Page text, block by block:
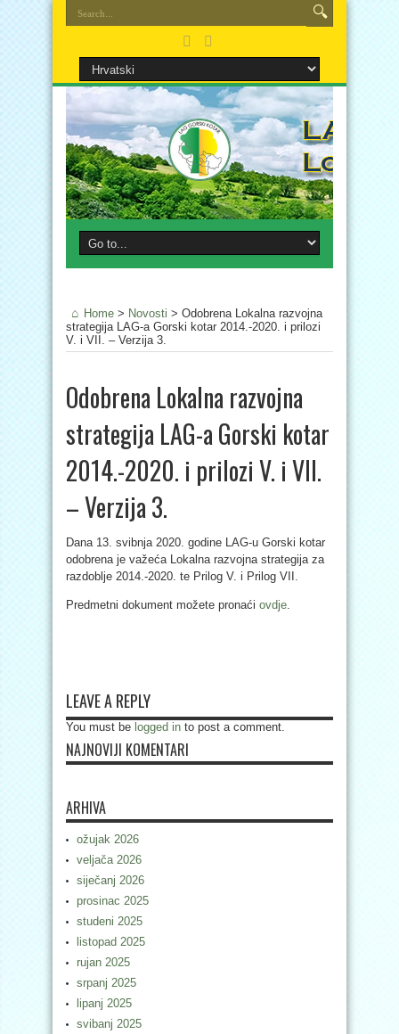
Home > Novosti > Odobrena Lokalna razvojna
strategija LAG-a Gorski kotar 2014.-2020. i prilozi
V. i VII. – Verzija 3.
Odobrena Lokalna razvojna
strategija LAG-a Gorski kotar
2014.-2020. i prilozi V. i VII.
– Verzija 3.
Dana 13. svibnja 2020. godine LAG-u Gorski kotar
odobrena je važeća Lokalna razvojna strategija za
razdoblje 2014.-2020. te Prilog V. i Prilog VII.
Predmetni dokument možete pronaći ovdje.
LEAVE A REPLY
You must be logged in to post a comment.
NAJNOVIJI KOMENTARI
ARHIVA
ožujak 2026
veljača 2026
siječanj 2026
prosinac 2025
studeni 2025
listopad 2025
rujan 2025
srpanj 2025
lipanj 2025
svibanj 2025